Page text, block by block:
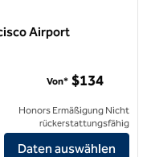
Airport
San Francisco Airport North
Von* $134
Honors Ermäßigung Nicht
rückerstattungsfähig
Daten auswählen